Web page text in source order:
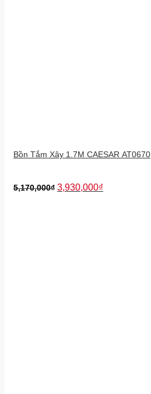
Bồn Tắm Xây 1.7M CAESAR AT0670
5,170,000₫ 3,930,000₫